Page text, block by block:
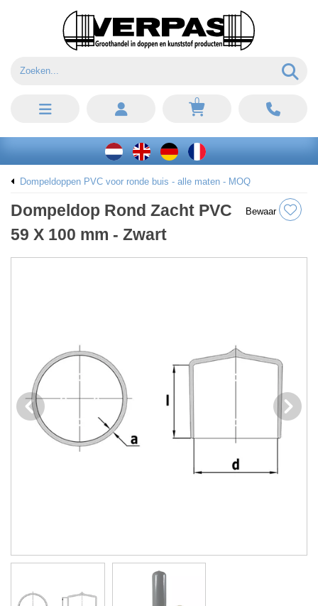
0
Dompeldoppen PVC voor ronde buis - alle maten - MOQ
Dompeldop Rond Zacht PVC
59 X 100 mm - Zwart
Bewaar